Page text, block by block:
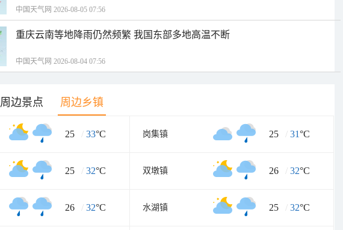
中国天气网 2026-08-05 07:56
重庆云南等地降雨仍然频繁 我国东部多地高温不断
中国天气网 2026-08-04 07:56
周边景点 周边乡镇
25 / 33°C 岗集镇 25 / 31°C
25 / 32°C 双墩镇 26 / 32°C
26 / 32°C 水湖镇 25 / 32°C